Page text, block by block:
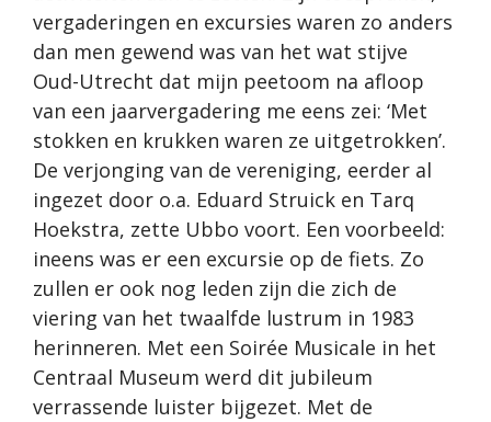
vergaderingen en excursies waren zo anders
dan men gewend was van het wat stijve
Oud-Utrecht dat mijn peetoom na afloop
van een jaarvergadering me eens zei: ‘Met
stokken en krukken waren ze uitgetrokken’.
De verjonging van de vereniging, eerder al
ingezet door o.a. Eduard Struick en Tarq
Hoekstra, zette Ubbo voort. Een voorbeeld:
ineens was er een excursie op de fiets. Zo
zullen er ook nog leden zijn die zich de
viering van het twaalfde lustrum in 1983
herinneren. Met een Soirée Musicale in het
Centraal Museum werd dit jubileum
verrassende luister bijgezet. Met de